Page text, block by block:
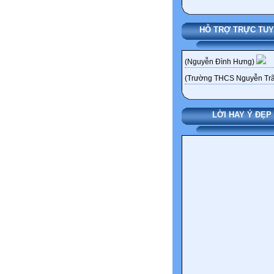
HỖ TRỢ TRỰC
(Nguyễn Đình Hưng)
(Trường THCS Nguyễn
LỜI HAY Ý ĐẸP